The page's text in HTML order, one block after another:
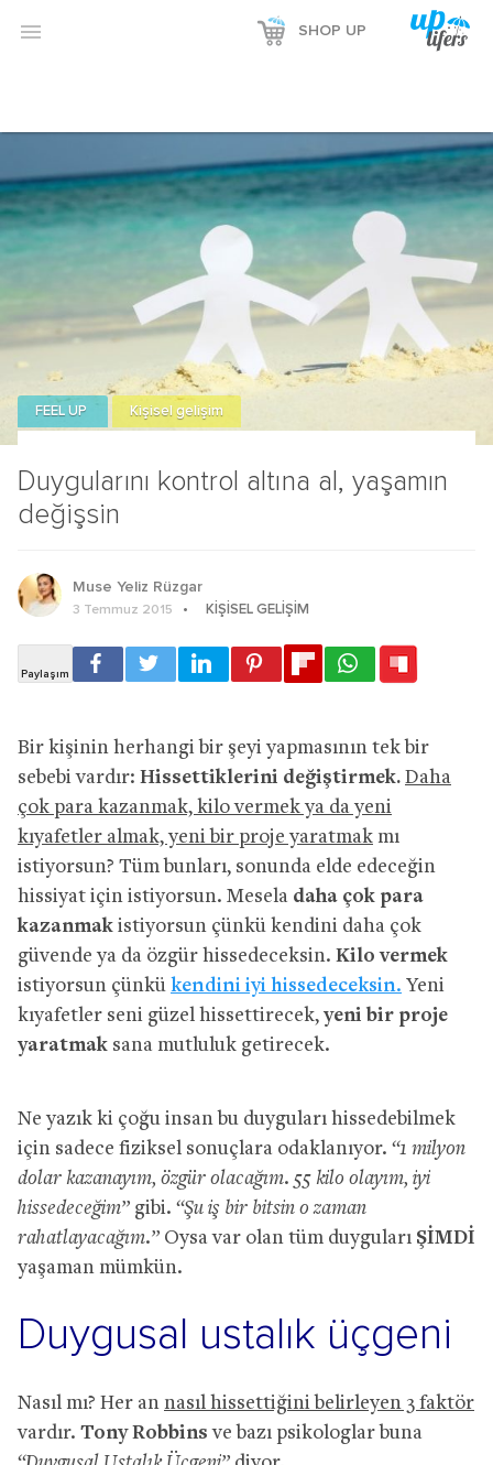
 SHOP UP
Duygularını kontrol altına al, yaşamın
değişsin
FEEL UP Kişisel gelişim
Muse Yeliz Rüzgar
3 Temmuz 2015 KIŞISEL GELIŞIM
Bir kişinin herhangi bir şeyi yapmasının tek bir
sebebi vardır: Hissettiklerini değiştirmek. Daha
çok para kazanmak, kilo vermek ya da yeni
kıyafetler almak, yeni bir proje yaratmak mı
istiyorsun? Tüm bunları, sonunda elde edeceğin
hissiyat için istiyorsun. Mesela daha çok para
kazanmak istiyorsun çünkü kendini daha çok
güvende ya da özgür hissedeceksin. Kilo vermek
istiyorsun çünkü kendini iyi hissedeceksin. Yeni
kıyafetler seni güzel hissettirecek, yeni bir proje
yaratmak sana mutluluk getirecek.
Ne yazık ki çoğu insan bu duyguları hissedebilmek
için sadece fiziksel sonuçlara odaklanıyor. “1 milyon
dolar kazanayım, özgür olacağım. 55 kilo olayım, iyi
hissedeceğim” gibi. “Şu iş bir bitsin o zaman
rahatlayacağım.” Oysa var olan tüm duyguları ŞİMDİ
yaşaman mümkün.
Duygusal ustalık üçgeni
Nasıl mı? Her an nasıl hissettiğini belirleyen 3 faktör
vardır. Tony Robbins ve bazı psikologlar buna